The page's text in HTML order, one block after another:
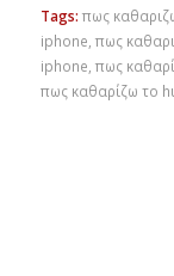
Tags: πως
iphone, πως
iphone, πως
πως καθαρίζω το